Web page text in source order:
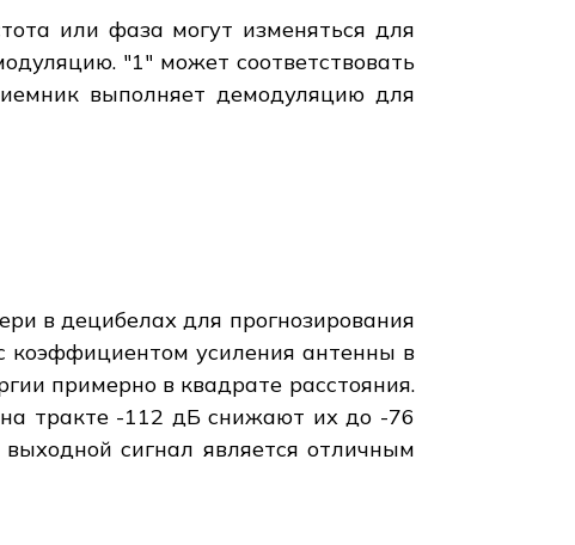
или фаза могут изменяться для
"1" может соответствовать
выполняет демодуляцию для
в децибелах для прогнозирования
коэффициентом усиления антенны в
примерно в квадрате расстояния.
тракте -112 дБ снижают их до -76
сигнал является отличным